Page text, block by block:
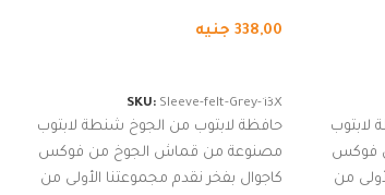
لابتوب
فوكس
من
338,00 جنيه
SKU: Sleeve-felt-Grey-13X
حافظة لابتوب من الجوخ شنطة لابتوب
مصنوعة من قماش الجوخ من فوكس
كاجوال بفخر نقدم مجموعتنا الأولى من